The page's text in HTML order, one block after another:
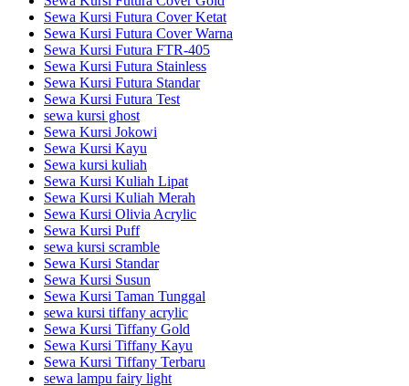
Sewa Kursi Futura Cover Ketat
Sewa Kursi Futura Cover Warna
Sewa Kursi Futura FTR-405
Sewa Kursi Futura Stainless
Sewa Kursi Futura Standar
Sewa Kursi Futura Test
sewa kursi ghost
Sewa Kursi Jokowi
Sewa Kursi Kayu
Sewa kursi kuliah
Sewa Kursi Kuliah Lipat
Sewa Kursi Kuliah Merah
Sewa Kursi Olivia Acrylic
Sewa Kursi Puff
sewa kursi scramble
Sewa Kursi Standar
Sewa Kursi Susun
Sewa Kursi Taman Tunggal
sewa kursi tiffany acrylic
Sewa Kursi Tiffany Gold
Sewa Kursi Tiffany Kayu
Sewa Kursi Tiffany Terbaru
sewa lampu fairy light